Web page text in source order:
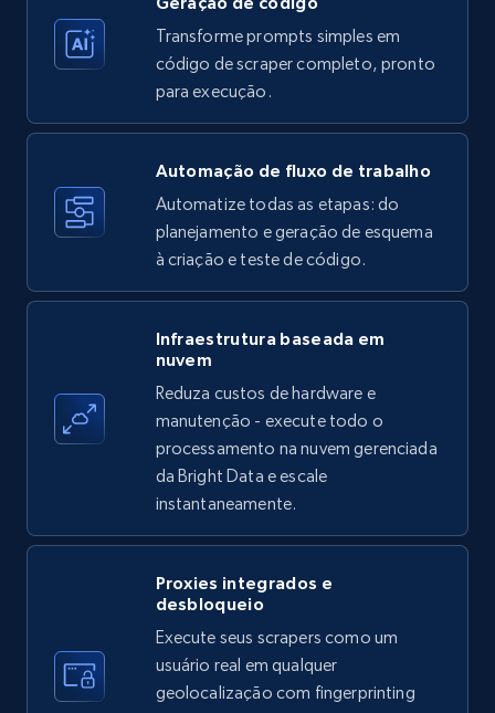
Amazon products - find products by using
upc numbers
Title, Seller name, Brand, Description, Initial
price, Currency, Availability, Reviews count, and
35.2K+ 5.7K+ Comece grátis
ID, Name, Country code, Locations, Followers,
more.
3.5K+ Comece grátis
Account, Fbid, ID, Followers, Posts count, Is
business account, Is professional account, Is
verified, and more.
Transforme prompts simples em
código de scraper completo, pronto
para execução.
Automação de fluxo de trabalho
Automatize todas as etapas: do
planejamento e geração de esquema
à criação e teste de código.
Infraestrutura baseada em
nuvem
Reduza custos de hardware e
manutenção - execute todo o
processamento na nuvem gerenciada
da Bright Data e escale
instantaneamente.
Proxies integrados e
desbloqueio
Execute seus scrapers como um
usuário real em qualquer
geolocalização com fingerprinting